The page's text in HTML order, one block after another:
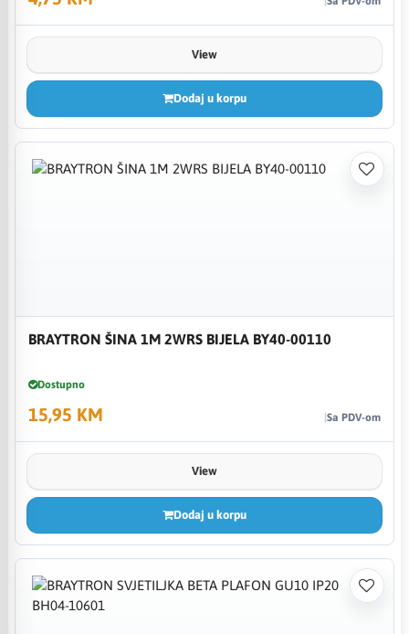
View
Dodaj u korpu
BRAYTRON ŠINA 1M 2WRS BIJELA BY40-00110
Dostupno
15,95 KM Sa PDV-om
View
Dodaj u korpu